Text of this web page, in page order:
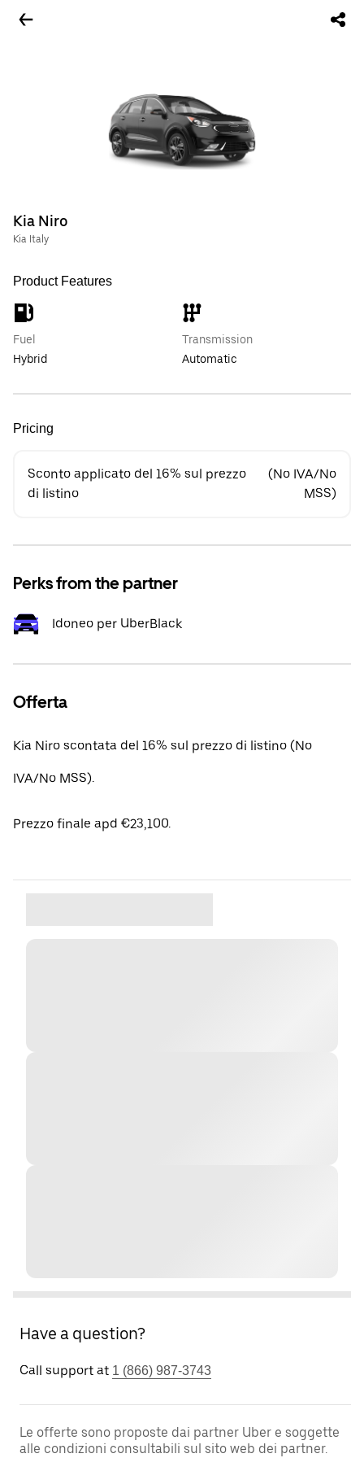
Kia Niro
Kia Italy
Product Features
Fuel
Hybrid
Transmission
Automatic
Pricing
Sconto applicato del 16% sul prezzo
di listino
(No IVA/No
MSS)
Perks from the partner
Idoneo per UberBlack
Offerta
Kia Niro scontata del 16% sul prezzo di listino (No
IVA/No MSS).
Prezzo finale apd €23,100.
Have a question?
Call support at 1 (866) 987-3743
Le offerte sono proposte dai partner Uber e soggette
alle condizioni consultabili sul sito web dei partner.